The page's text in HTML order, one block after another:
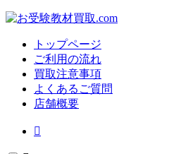
トップページ
ご利用の流れ
買取注意事項
よくあるご質問
店舗概要